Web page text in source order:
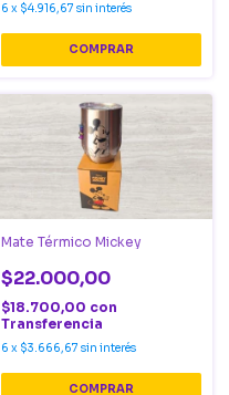
6 x $4.916,67 sin interés
Mate Térmico Mickey
$22.000,00
$18.700,00 con
Transferencia
6 x $3.666,67 sin interés